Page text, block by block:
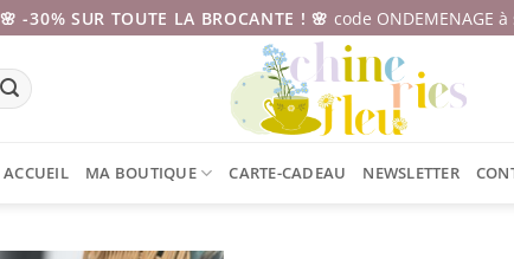
🌸 -30% SUR TOUTE LA BROCANTE ! 🌸 code ONDEMENAGE
ACCUEIL MA BOUTIQUE CARTE-CADEAU NEWSLETTER